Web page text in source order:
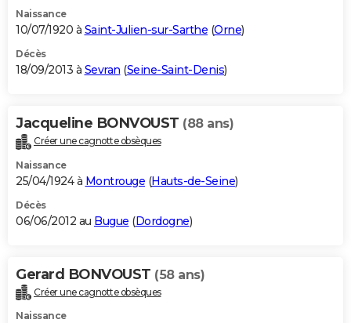
Naissance
10/07/1920 à Saint-Julien-sur-Sarthe (Orne)
Décès
18/09/2013 à Sevran (Seine-Saint-Denis)
Jacqueline BONVOUST (88 ans)
Créer une cagnotte obsèques
Naissance
25/04/1924 à Montrouge (Hauts-de-Seine)
Décès
06/06/2012 au Bugue (Dordogne)
Gerard BONVOUST (58 ans)
Créer une cagnotte obsèques
Naissance